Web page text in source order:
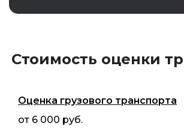
Стоимость оценки
Оценка грузового транспорта
от 6 000 руб.